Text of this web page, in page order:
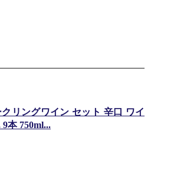
リングワイン セット 辛口 ワイ
本 750ml...